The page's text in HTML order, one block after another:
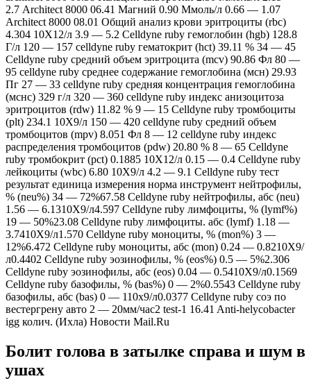
2.7 Architect 8000 06.41 Магний 0.90 Ммоль/л 0.66 — 1.07
Architect 8000 08.01 Общий анализ крови эритроциты (rbc)
4.304 10Х12/л 3.9 — 5.2 Celldyne ruby гемоглобин (hgb) 128.8
Г/л 120 — 157 celldyne ruby гематокрит (hct) 39.11 % 34 — 45
Celldyne ruby средний объем эритроцита (mcv) 90.86 Фл 80 —
95 celldyne ruby среднее содержание гемоглобина (мсн) 29.93
Пг 27 — 33 celldyne ruby средняя концентрация гемоглобина
(мснс) 329 г/л 320 — 360 celldyne ruby индекс анизоцитоза
эритроцитов (rdw) 11.82 % 9 — 15 Celldyne ruby тромбоциты
(plt) 234.1 10Х9/л 150 — 420 celldyne ruby средний объем
тромбоцитов (mpv) 8.051 Фл 8 — 12 celldyne ruby индекс
распределения тромбоцитов (pdw) 20.80 % 8 — 65 Celldyne
ruby тромбокрит (pct) 0.1885 10Х12/л 0.15 — 0.4 Celldyne ruby
лейкоциты (wbc) 6.80 10Х9/л 4.2 — 9.1 Celldyne ruby тест
результат единица измерения норма инструмент нейтрофилы,
% (neu%) 34 — 72%67.58 Celldyne ruby нейтрофилы, абс (neu)
1.56 — 6.1310Х9/л4.597 Celldyne ruby лимфоциты, % (lymf%)
19 — 50%23.08 Celldyne ruby лимфоциты. абс (lymf) 1.18 —
3.7410Х9/л1.570 Celldyne ruby моноциты, % (mon%) 3 —
12%6.472 Celldyne ruby моноциты, абс (mon) 0.24 — 0.8210Х9/
л0.4402 Celldyne ruby эозинофилы, % (eos%) 0.5 — 5%2.306
Celldyne ruby эозинофилы, абс (eos) 0.04 — 0.5410Х9/л0.1569
Celldyne ruby базофилы, % (bas%) 0 — 2%0.5543 Celldyne ruby
базофилы, абс (bas) 0 — 110х9/л0.0377 Celldyne ruby соэ по
вестергрену авто 2 — 20мм/час2 test-1 16.41 Anti-helycobacter
igg колич. (Ихла) Новости Mail.Ru
Болит голова в затылке справа и шум в
ушах